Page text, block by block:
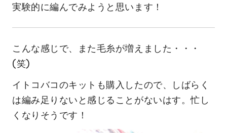
実験的に編んでみようと思います！
こんな感じで、また毛糸が増えました・・・
(笑)
イトコバコのキットも購入したので、しばらく
は編み足りないと感じることがないはす。忙し
くなりそうです！